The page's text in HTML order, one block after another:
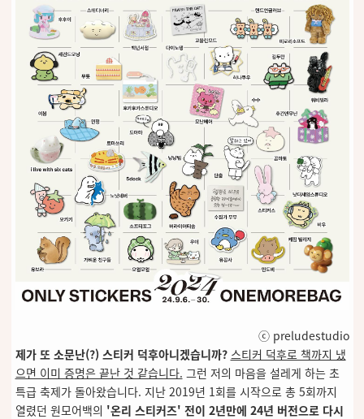
ⓒ preludestudio
제가 또 소문난(?) 스티커 덕후아니겠습니까? 스티커 덕후로 책까지 냈
으면 이미 증명은 끝난 것 같습니다. 그런 저의 마음을 설레게 하는 초
특급 축제가 돌아왔습니다. 지난 2019년 1회를 시작으로 총 5회까지
열렸던 원모어백의 '온리 스티커즈' 전이 2년만에 24년 버전으로 다시